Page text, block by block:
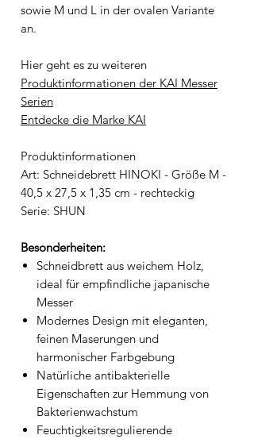
sowie M und L in der ovalen Variante
an.
Hier geht es zu weiteren
Produktinformationen der KAI Messer
Serien
Entdecke die Marke KAI
Produktinformationen
Art: Schneidebrett HINOKI - Größe M -
40,5 x 27,5 x 1,35 cm - rechteckig
Serie: SHUN
Besonderheiten:
Schneidbrett aus weichem Holz,
ideal für empfindliche japanische
Messer
Modernes Design mit eleganten,
feinen Maserungen und
harmonischer Farbgebung
Natürliche antibakterielle
Eigenschaften zur Hemmung von
Bakterienwachstum
Feuchtigkeitsregulierende